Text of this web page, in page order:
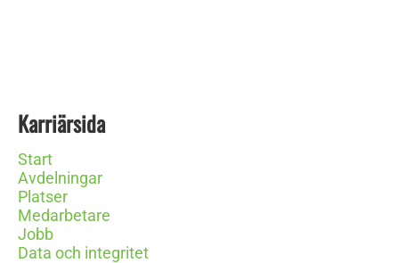
Karriärsida
Start
Avdelningar
Platser
Medarbetare
Jobb
Data och integritet